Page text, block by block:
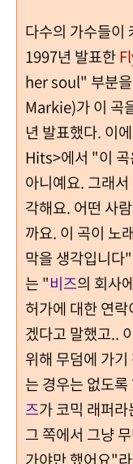
다수의 가수들이
1997년 발표한
her soul" 부분
Markie)가 이 곡
년 발표했다. 이
Hits>에서 "이 곡
아니예요. 그래
각해요. 어떤 사
까요. 이 곡이 노
막을 생각입니다
는 "비즈의 회사
허가에 대한 연
겠다고 말했고..
위해 무덤에 가
는 경우는 없도
즈가 코믹 래퍼
그 쪽에서 그냥
가야만 했어요"